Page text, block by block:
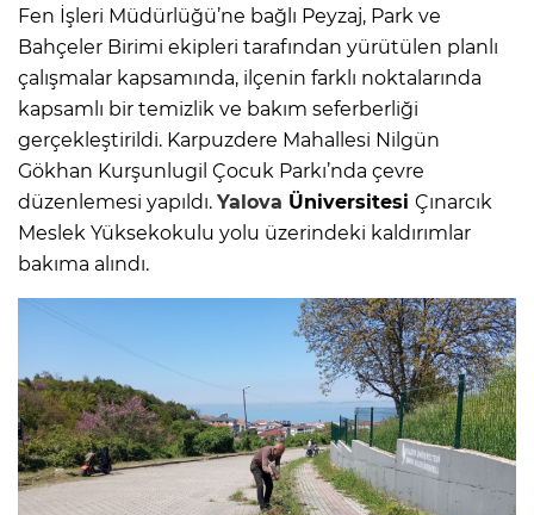
Fen İşleri Müdürlüğü’ne bağlı Peyzaj, Park ve
Bahçeler Birimi ekipleri tarafından yürütülen planlı
çalışmalar kapsamında, ilçenin farklı noktalarında
kapsamlı bir temizlik ve bakım seferberliği
gerçekleştirildi. Karpuzdere Mahallesi Nilgün
Gökhan Kurşunlugil Çocuk Parkı’nda çevre
düzenlemesi yapıldı. Yalova Üniversitesi Çınarcık
Meslek Yüksekokulu yolu üzerindeki kaldırımlar
bakıma alındı.